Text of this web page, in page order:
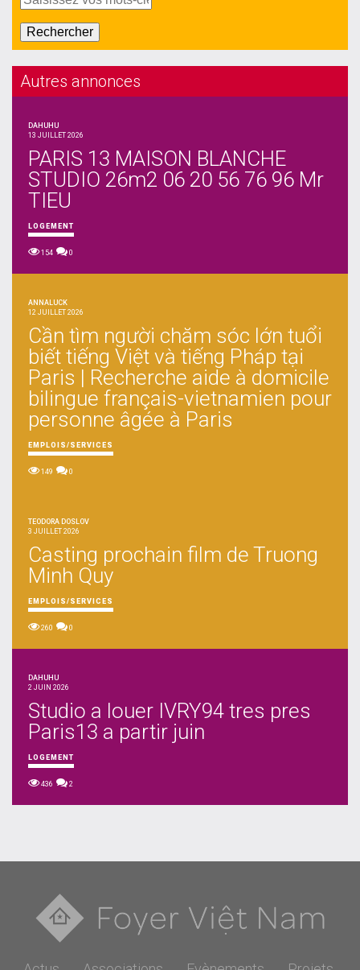
Autres annonces
DAHUHU
13 JUILLET 2026
PARIS 13 MAISON BLANCHE
STUDIO 26m2 06 20 56 76 96 Mr
TIEU
LOGEMENT
154 0
ANNALUCK
12 JUILLET 2026
Cần tìm người chăm sóc lớn tuổi
biết tiếng Việt và tiếng Pháp tại
Paris | Recherche aide à domicile
bilingue français-vietnamien pour
personne âgée à Paris
EMPLOIS/SERVICES
149 0
TEODORA DOSLOV
3 JUILLET 2026
Casting prochain film de Truong
Minh Quy
EMPLOIS/SERVICES
260 0
DAHUHU
2 JUIN 2026
Studio a louer IVRY94 tres pres
Paris13 a partir juin
LOGEMENT
436 2